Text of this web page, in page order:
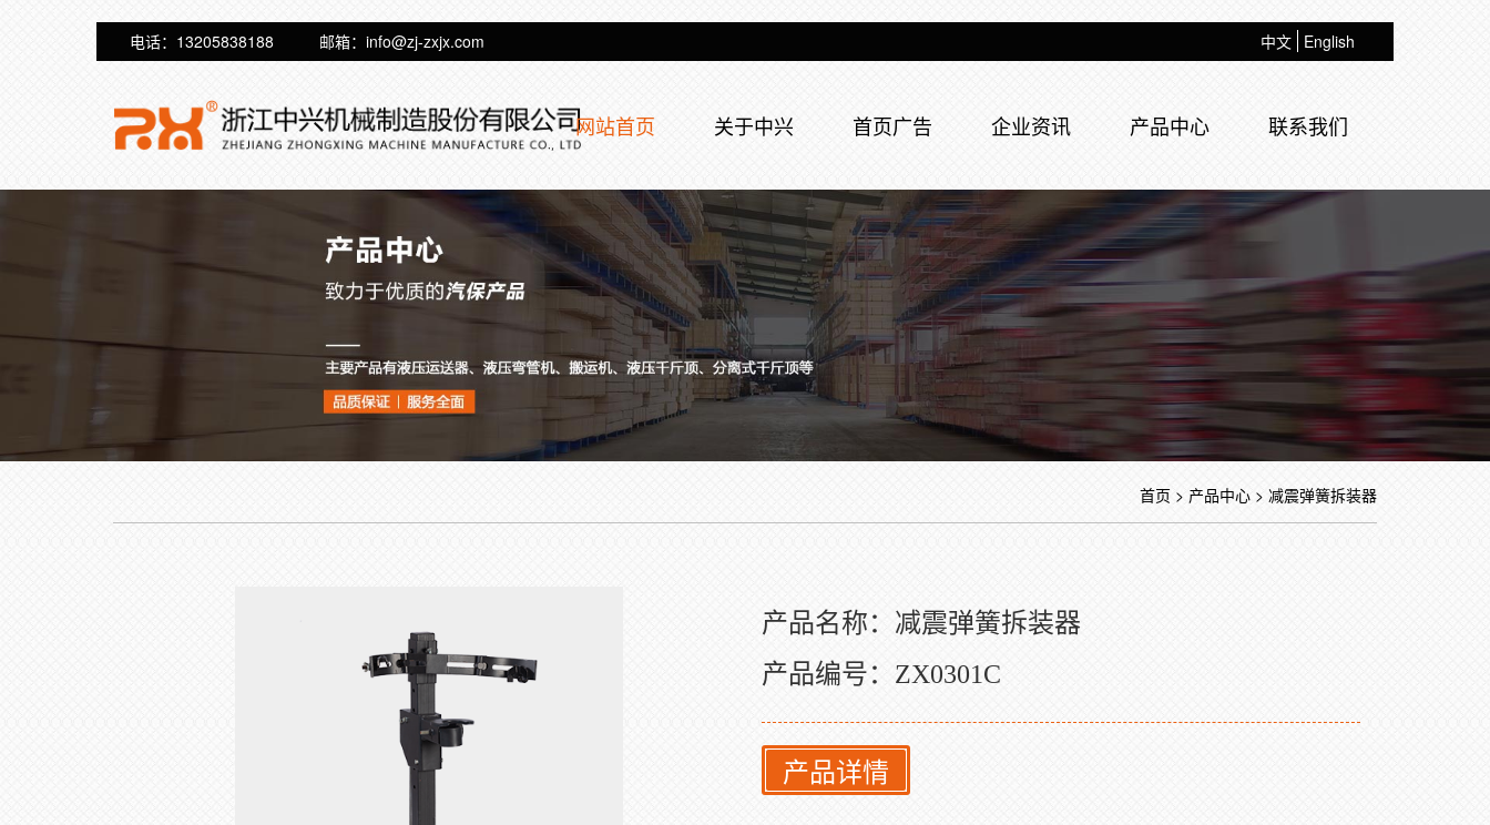
电话：13205838188 邮箱：info@zj-zxjx.com 中文 English
网站首页 关于中兴 首页广告 企业资讯 产品中心 联系我们
首页 > 产品中心 > 减震弹簧拆装器
产品名称：减震弹簧拆装器
产品编号：ZX0301C
产品详情